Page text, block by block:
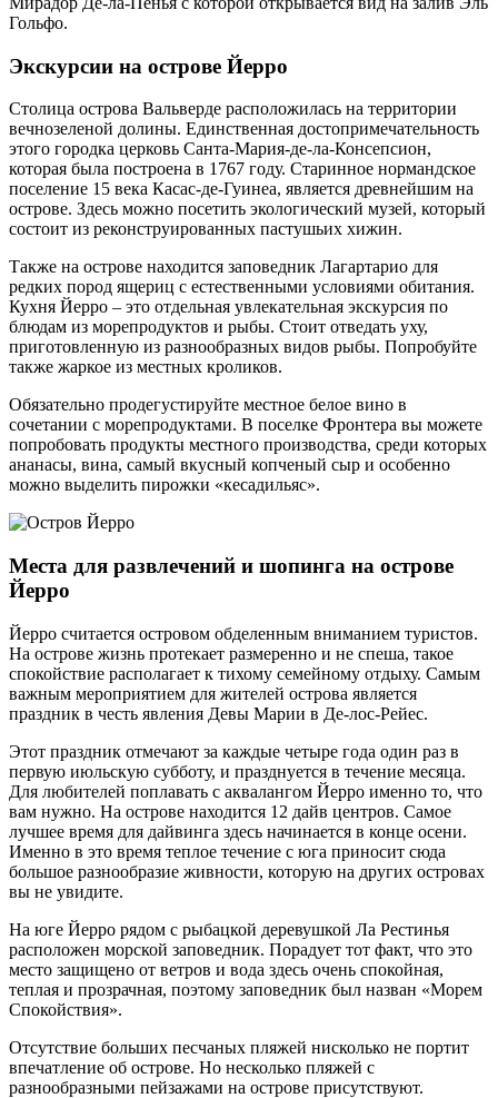
Гольфо.
Экскурсии на острове Йерро
Столица острова Вальверде расположилась на территории
вечнозеленой долины. Единственная достопримечательность
этого городка церковь Санта-Мария-де-ла-Консепсион,
которая была построена в 1767 году. Старинное нормандское
поселение 15 века Касас-де-Гуинеа, является древнейшим на
острове. Здесь можно посетить экологический музей, который
состоит из реконструированных пастушьих хижин.
Также на острове находится заповедник Лагартарио для
редких пород ящериц с естественными условиями обитания.
Кухня Йерро – это отдельная увлекательная экскурсия по
блюдам из морепродуктов и рыбы. Стоит отведать уху,
приготовленную из разнообразных видов рыбы. Попробуйте
также жаркое из местных кроликов.
Обязательно продегустируйте местное белое вино в
сочетании с морепродуктами. В поселке Фронтера вы можете
попробовать продукты местного производства, среди которых
ананасы, вина, самый вкусный копченый сыр и особенно
можно выделить пирожки «кесадильяс».
Места для развлечений и шопинга на острове
Йерро
Йерро считается островом обделенным вниманием туристов.
На острове жизнь протекает размеренно и не спеша, такое
спокойствие располагает к тихому семейному отдыху. Самым
важным мероприятием для жителей острова является
праздник в честь явления Девы Марии в Де-лос-Рейес.
Этот праздник отмечают за каждые четыре года один раз в
первую июльскую субботу, и празднуется в течение месяца.
Для любителей поплавать с аквалангом Йерро именно то, что
вам нужно. На острове находится 12 дайв центров. Самое
лучшее время для дайвинга здесь начинается в конце осени.
Именно в это время теплое течение с юга приносит сюда
большое разнообразие живности, которую на других островах
вы не увидите.
На юге Йерро рядом с рыбацкой деревушкой Ла Рестинья
расположен морской заповедник. Порадует тот факт, что это
место защищено от ветров и вода здесь очень спокойная,
теплая и прозрачная, поэтому заповедник был назван «Морем
Спокойствия».
Отсутствие больших песчаных пляжей нисколько не портит
впечатление об острове. Но несколько пляжей с
разнообразными пейзажами на острове присутствуют.